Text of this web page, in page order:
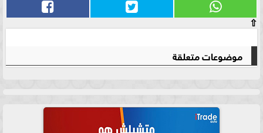
⇧
موضوعات متعلقة